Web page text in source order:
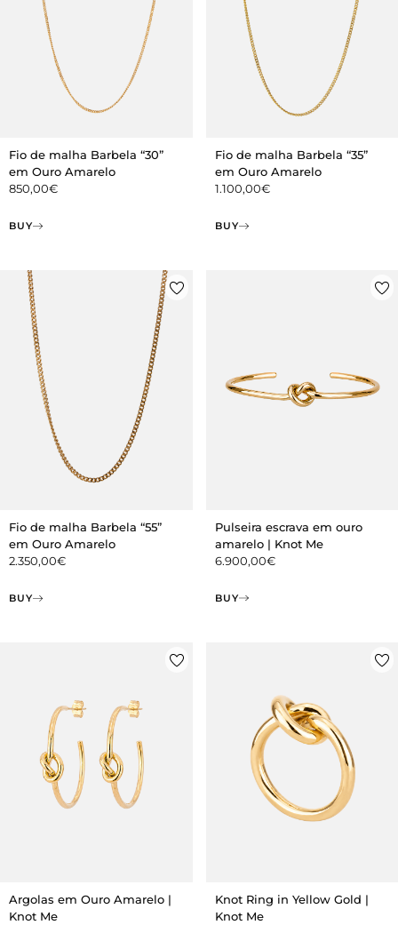
Fio de malha Barbela “30”
em Ouro Amarelo
850,00€
BUY
Fio de malha Barbela “35”
em Ouro Amarelo
1.100,00€
BUY
Fio de malha Barbela “55”
em Ouro Amarelo
2.350,00€
BUY
Pulseira escrava em ouro
amarelo | Knot Me
6.900,00€
BUY
Argolas em Ouro Amarelo |
Knot Me
Knot Ring in Yellow Gold |
Knot Me